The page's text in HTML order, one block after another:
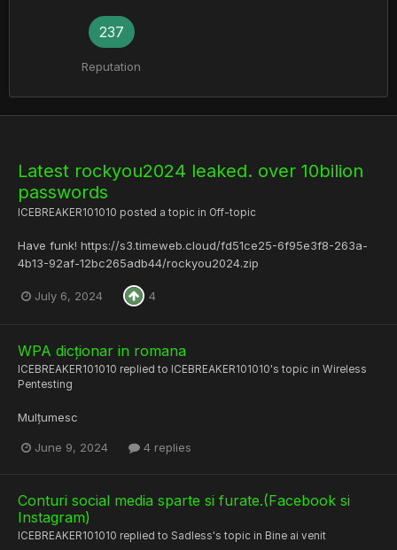
237
Reputation
Latest rockyou2024 leaked. over 10bilion
passwords
ICEBREAKER101010 posted a topic in Off-topic
Have funk! https://s3.timeweb.cloud/fd51ce25-6f95e3f8-263a-
4b13-92af-12bc265adb44/rockyou2024.zip
July 6, 2024 4
WPA dicționar in romana
ICEBREAKER101010 replied to ICEBREAKER101010's topic in Wireless
Pentesting
Mulțumesc
June 9, 2024 4 replies
Conturi social media sparte si furate.(Facebook si
Instagram)
ICEBREAKER101010 replied to Sadless's topic in Bine ai venit